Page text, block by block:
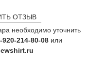
ОТЗЫВ
необходимо уточнить
920-214-80-08 или